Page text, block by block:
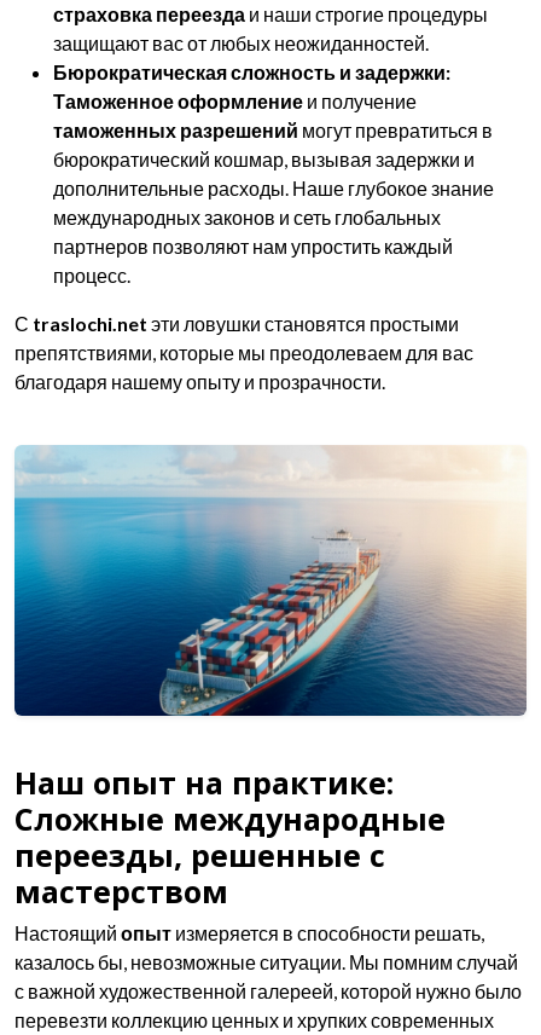
страховка переезда и наши строгие процедуры
защищают вас от любых неожиданностей.
Бюрократическая сложность и задержки:
Таможенное оформление и получение
таможенных разрешений могут превратиться в
бюрократический кошмар, вызывая задержки и
дополнительные расходы. Наше глубокое знание
международных законов и сеть глобальных
партнеров позволяют нам упростить каждый
процесс.
С traslochi.net эти ловушки становятся простыми
препятствиями, которые мы преодолеваем для вас
благодаря нашему опыту и прозрачности.
Наш опыт на практике:
Сложные международные
переезды, решенные с
мастерством
Настоящий опыт измеряется в способности решать,
казалось бы, невозможные ситуации. Мы помним случай
с важной художественной галереей, которой нужно было
перевезти коллекцию ценных и хрупких современных